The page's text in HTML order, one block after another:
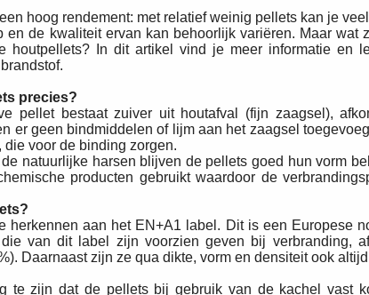
hoog rendement: met relatief weinig pellets kan je
en de kwaliteit ervan kan behoorlijk variëren. Maar wat
houtpellets? In dit artikel vind je meer informatie en
precies?
pellet bestaat zuiver uit houtafval (fijn zaagsel),
er geen bindmiddelen of lijm aan het zaagsel
die voor de binding zorgen.
natuurlijke harsen blijven de pellets goed hun vorm
producten gebruikt waardoor de
herkennen aan het EN+A1 label. Dit is een Europese
van dit label zijn voorzien geven bij verbranding,
Daarnaast zijn ze qua dikte, vorm en densiteit ook
te zijn dat de pellets bij gebruik van de kachel vast